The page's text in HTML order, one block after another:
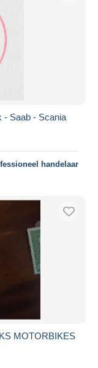
- Saab - Scania
handelaar
MOTORBIKES